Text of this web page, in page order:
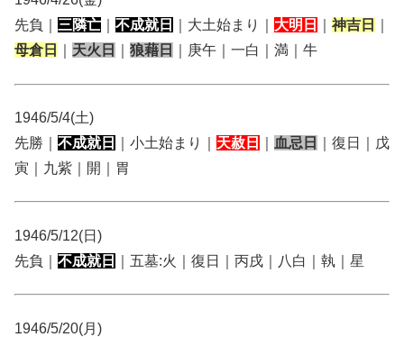
先負｜ 三隣亡 不成就日 ｜大土始まり｜ 大明日 神吉日
母倉日
天火日 狼藉日 ｜庚午｜一白｜満｜牛
1946/5/4(土)
先勝｜ 不成就日 ｜小土始まり｜ 天赦日 血忌日
｜復日｜戊
寅｜九紫｜開｜胃
1946/5/12(日)
先負｜ 不成就日 ｜五墓:火｜復日｜丙戌｜八白｜執｜星
1946/5/20(月)